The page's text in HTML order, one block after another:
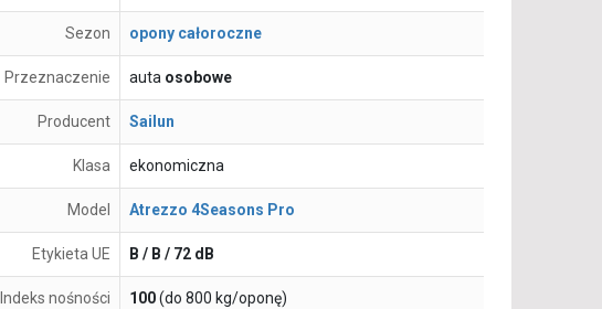
Sezon opony całoroczne
Przeznaczenie auta osobowe
Producent Sailun
Klasa ekonomiczna
Model Atrezzo 4Seasons Pro
Etykieta UE B / B / 72 dB
Indeks nośności 100(do 800 kg/oponę)